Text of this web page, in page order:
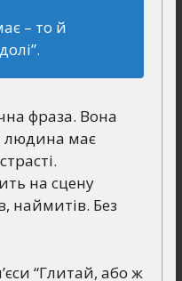
– то й
фраза. Вона
людина має
на сцену
наймитів. Без
“Глитай, або ж